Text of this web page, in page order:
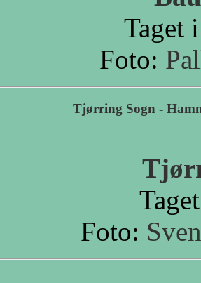
Taget
Foto:
Tjørring Sogn -
Foto: